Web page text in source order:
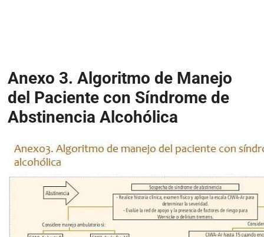
Anexo 3. Algoritmo de Manejo
del Paciente con Síndrome de
Abstinencia Alcohólica